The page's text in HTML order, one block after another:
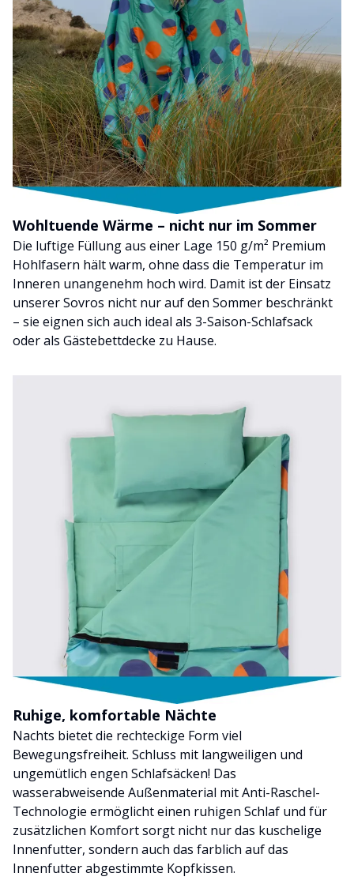
Wohltuende Wärme – nicht nur im Sommer
Die luftige Füllung aus einer Lage 150 g/m² Premium
Hohlfasern hält warm, ohne dass die Temperatur im
Inneren unangenehm hoch wird. Damit ist der Einsatz
unserer Sovros nicht nur auf den Sommer beschränkt
– sie eignen sich auch ideal als 3-Saison-Schlafsack
oder als Gästebettdecke zu Hause.
Ruhige, komfortable Nächte
Nachts bietet die rechteckige Form viel
Bewegungsfreiheit. Schluss mit langweiligen und
ungemütlich engen Schlafsäcken! Das
wasserabweisende Außenmaterial mit Anti-Raschel-
Technologie ermöglicht einen ruhigen Schlaf und für
zusätzlichen Komfort sorgt nicht nur das kuschelige
Innenfutter, sondern auch das farblich auf das
Innenfutter abgestimmte Kopfkissen.